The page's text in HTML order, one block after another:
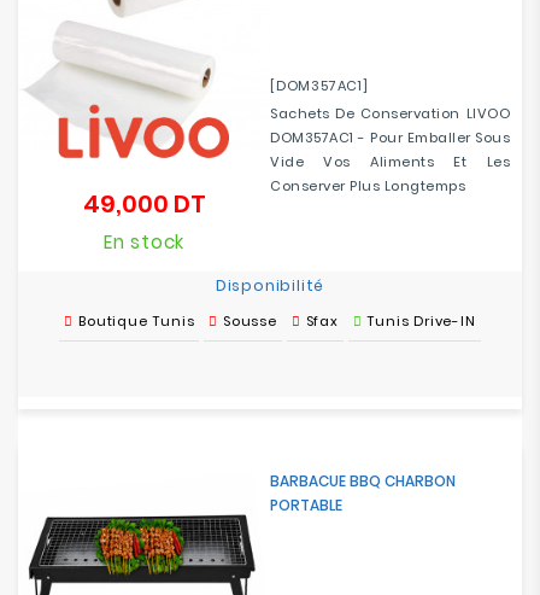
Sécurité
Mobilités
Loisirs
[DOM357AC1]
Sachets De Conservation LIVOO
DOM357AC1 - Pour Emballer Sous
Vide Vos Aliments Et Les
Conserver Plus Longtemps
49,000 DTPrix
En stock
Disponibilité
Boutique Tunis Sousse Sfax Tunis Drive-IN
BARBACUE BBQ CHARBON
PORTABLE